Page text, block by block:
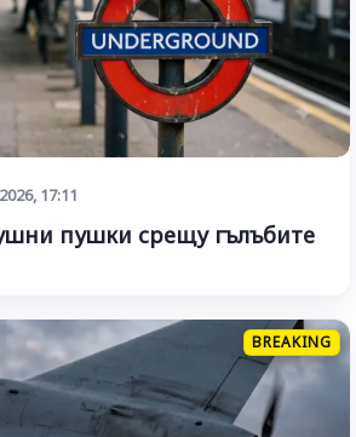
17:11
пушки срещу гълъбите
BREAKING